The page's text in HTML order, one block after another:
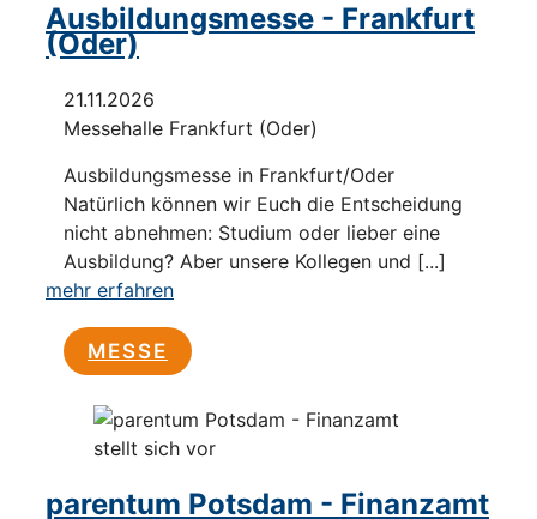
Ausbildungsmesse - Frankfurt
(Oder)
21.11.2026
Messehalle Frankfurt (Oder)
Ausbildungsmesse in Frankfurt/Oder
Natürlich können wir Euch die Entscheidung
nicht abnehmen: Studium oder lieber eine
Ausbildung? Aber unsere Kollegen und [...]
mehr erfahren
MESSE
parentum Potsdam - Finanzamt